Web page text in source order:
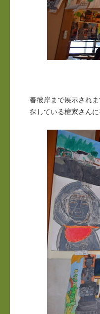
春彼岸まで展示され
探している檀家さん